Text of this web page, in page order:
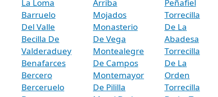
La Loma
Barruelo
Del Valle
Becilla De
Valderaduey
Benafarces
Bercero
Berceruelo
Arriba
Mojados
Monasterio
De Vega
Montealegre
De Campos
Montemayor
De Pililla
Peñafiel
Torrecilla
De La
Abadesa
Torrecilla
De La
Orden
Torrecilla